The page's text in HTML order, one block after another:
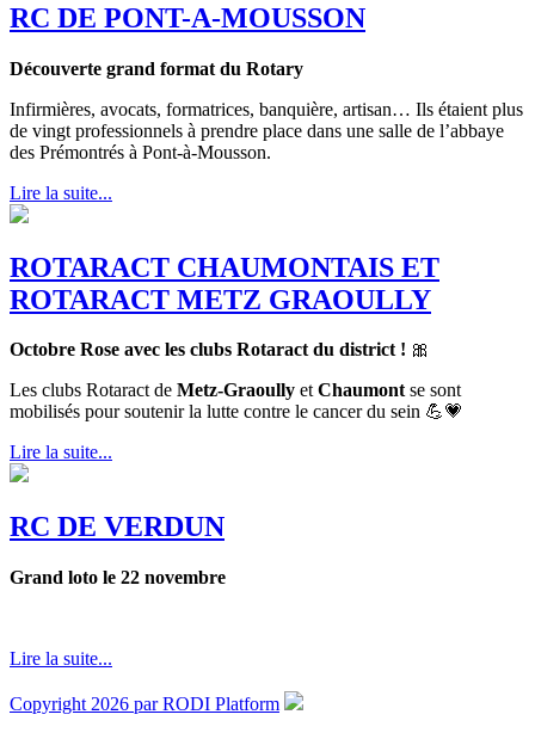
RC DE PONT-A-MOUSSON
Découverte grand format du Rotary
Infirmières, avocats, formatrices, banquière, artisan… Ils étaient plus
de vingt professionnels à prendre place dans une salle de l’abbaye
des Prémontrés à Pont-à-Mousson.
Lire la suite...
ROTARACT CHAUMONTAIS ET
ROTARACT METZ GRAOULLY
Octobre Rose avec les clubs Rotaract du district ! 🎀
Les clubs Rotaract de Metz-Graoully etChaumontse sont
mobilisés pour soutenir la lutte contre le cancer du sein 💪💗
Lire la suite...
RC DE VERDUN
Grand loto le 22 novembre
Lire la suite...
Copyright 2026 par RODI Platform